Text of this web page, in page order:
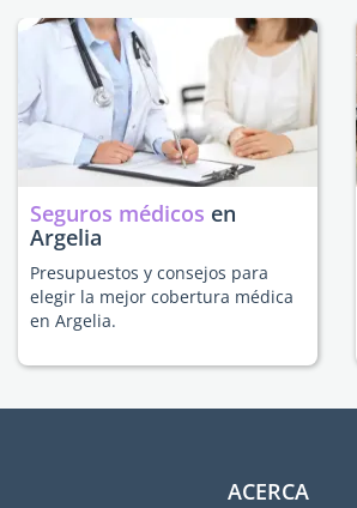
Seguros médicos en
Argelia
Presupuestos y consejos para
elegir la mejor cobertura médica
en Argelia.
ACERCA